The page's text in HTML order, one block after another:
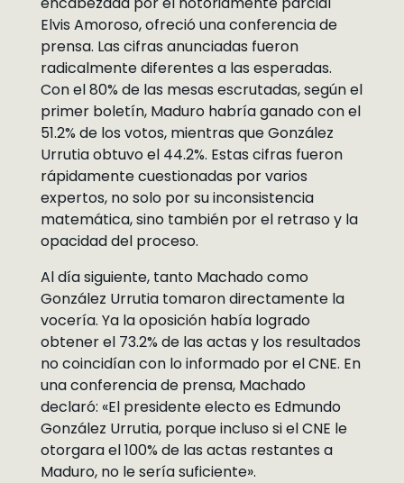
Elvis Amoroso, ofreció una conferencia de
prensa. Las cifras anunciadas fueron
radicalmente diferentes a las esperadas.
Con el 80% de las mesas escrutadas, según el
primer boletín, Maduro habría ganado con el
51.2% de los votos, mientras que González
Urrutia obtuvo el 44.2%. Estas cifras fueron
rápidamente cuestionadas por varios
expertos, no solo por su inconsistencia
matemática, sino también por el retraso y la
opacidad del proceso.
Al día siguiente, tanto Machado como
González Urrutia tomaron directamente la
vocería. Ya la oposición había logrado
obtener el 73.2% de las actas y los resultados
no coincidían con lo informado por el CNE. En
una conferencia de prensa, Machado
declaró: «El presidente electo es Edmundo
González Urrutia, porque incluso si el CNE le
otorgara el 100% de las actas restantes a
Maduro, no le sería suficiente».